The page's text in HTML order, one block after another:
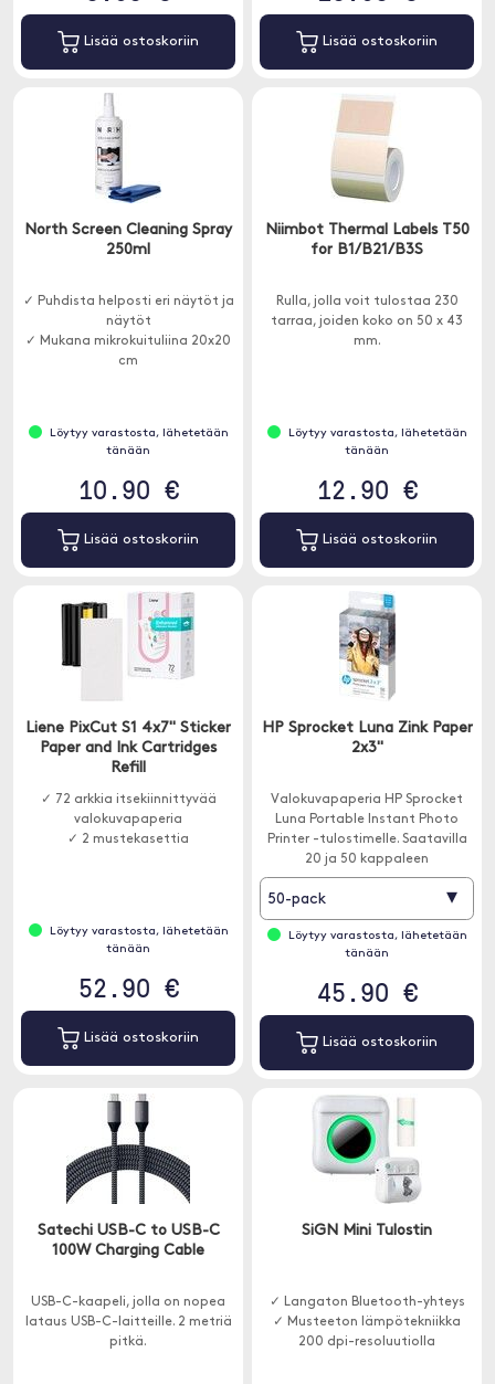
Lisää ostoskoriin Lisää ostoskoriin
North Screen Cleaning Spray
250ml
✓ Puhdista helposti eri näytöt ja
näytöt
✓ Mukana mikrokuituliina 20x20
cm
Löytyy varastosta, lähetetään
tänään
10.90 €
Lisää ostoskoriin
Niimbot Thermal Labels T50
for B1/B21/B3S
Rulla, jolla voit tulostaa 230
tarraa, joiden koko on 50 x 43
mm.
Löytyy varastosta, lähetetään
tänään
12.90 €
Lisää ostoskoriin
Liene PixCut S1 4x7" Sticker
Paper and Ink Cartridges
Refill
✓ 72 arkkia itsekiinnittyvää
valokuvapaperia
✓ 2 mustekasettia
Löytyy varastosta, lähetetään
tänään
52.90 €
Lisää ostoskoriin
HP Sprocket Luna Zink Paper
2x3"
Valokuvapaperia HP Sprocket
Luna Portable Instant Photo
Printer -tulostimelle. Saatavilla
20 ja 50 kappaleen
pakkauksissa.
50-pack ▾
Löytyy varastosta, lähetetään
tänään
45.90 €
Lisää ostoskoriin
Satechi USB-C to USB-C
100W Charging Cable
USB-C-kaapeli, jolla on nopea
lataus USB-C-laitteille. 2 metriä
pitkä.
SiGN Mini Tulostin
✓ Langaton Bluetooth-yhteys
✓ Musteeton lämpötekniikka
200 dpi-resoluutiolla